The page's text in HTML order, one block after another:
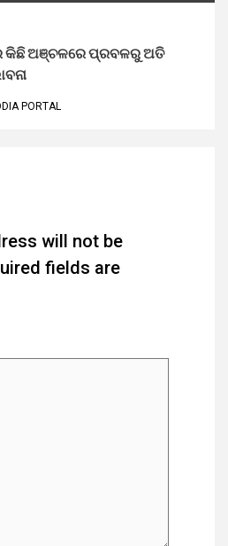
କିଛି ଅଞ୍ଚଳରେ ପ୍ରବଳରୁ ଅତି
PORTAL
will not be
fields are